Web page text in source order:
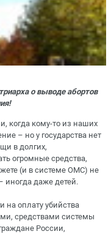
о выводе абортов
когда кому-то из наших
– но у государства нет
в долгих,
огромные средства,
(и в системе ОМС) не
иногда даже детей.
на оплату убийства
средствами системы
России,